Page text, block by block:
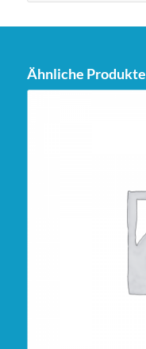
Ähnliche Produkte